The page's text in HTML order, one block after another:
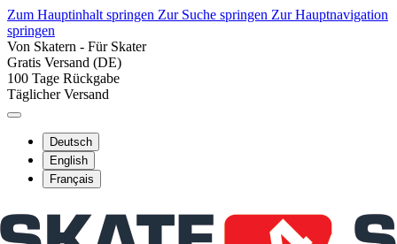
Zum Hauptinhalt springen Zur Suche springen Zur Hauptnavigation
springen
Von Skatern - Für Skater
Gratis Versand (DE)
100 Tage Rückgabe
Täglicher Versand
Deutsch
English
Français